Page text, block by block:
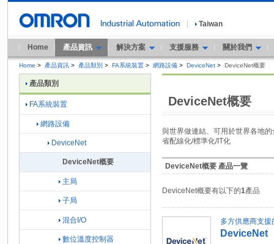
Taiwan
Home 產品資訊 解決方案 支援服務 關於我們
Home > 產品資訊 > 產品類別 > FA系統裝置 > 網路設備 > DeviceNet > DeviceNet概要
DeviceNet概要
與世界做連結、可用於世界各地
省配線化/標準化/IT化
DeviceNet概要 產品一覽
DeviceNet概要有以下的1產品
多方供應商支援
DeviceNet
產品類別
FA系統裝置
網路設備
DeviceNet
DeviceNet概要
主局
子局
混合I/O
數位溫度控制器